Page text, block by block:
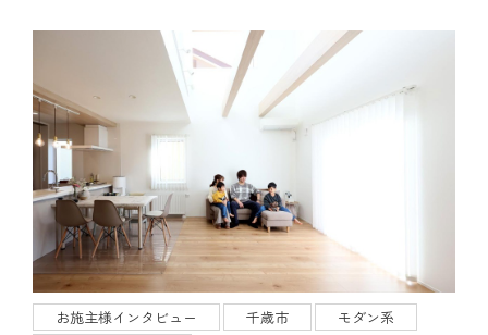
お施主様インタビュー 千歳市
モダン系